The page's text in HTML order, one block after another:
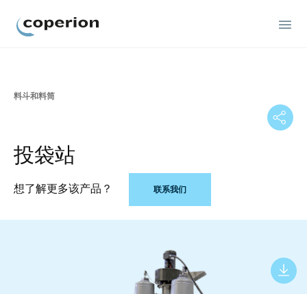
料斗和料筒
投袋站
想了解更多该产品？ 联系我们